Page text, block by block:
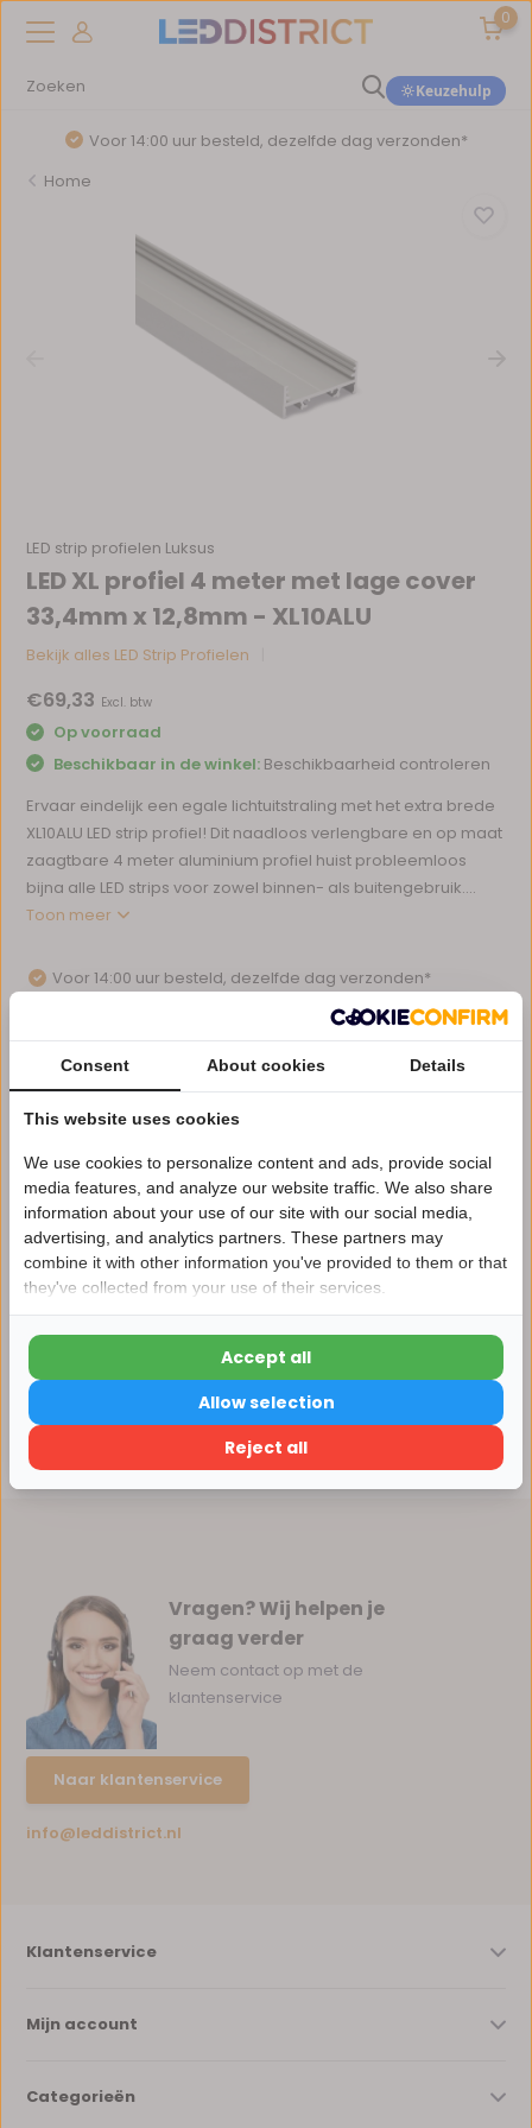
0
Keuzehulp
Voor 14:00 uur besteld, dezelfde dag verzonden*
Home
LED strip profielen Luksus
LED XL profiel 4 meter met lage cover
33,4mm x 12,8mm - XL10ALU
Bekijk alles LED Strip Profielen
€69,33 Excl. btw
Op voorraad
Beschikbaar in de winkel: Beschikbaarheid controleren
Ervaar eindelijk een egale lichtuitstraling met het extra brede
XL10ALU LED strip profiel! Dit naadloos verlengbare en op maat
zaagtbare 4 meter aluminium profiel huist probleemloos
bijna alle LED strips voor zowel binnen- als buitengebruik....
Toon meer
Voor 14:00 uur besteld, dezelfde dag verzonden*
1 tot 10 jaar garantie op verlichting
Afhalen in ons magazijn direct mogelijk
Vergelijk
Productomschrijving
Reviews
Vragen? Wij helpen je
graag verder
Neem contact op met de
klantenservice
Naar klantenservice
info@leddistrict.nl
Klantenservice
Mijn account
Categorieën
Nu 15% korting
15korting
15% korting
Verder winkelen
Consent About cookies Details
This website uses cookies
We use cookies to personalize content and ads, provide social
media features, and analyze our website traffic. We also share
information about your use of our site with our social media,
advertising, and analytics partners. These partners may
combine it with other information you've provided to them or that
they've collected from your use of their services.
Reject all
Allow selection
Accept all